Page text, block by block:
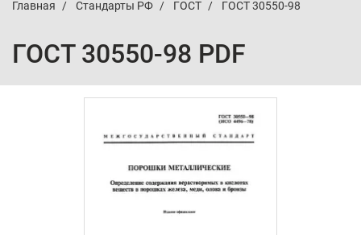
Главная Стандарты РФ ГОСТ ГОСТ 30550-98
ГОСТ 30550-98 PDF